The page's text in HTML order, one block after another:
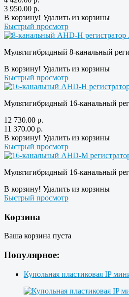
3 950.00 р.
В корзину! Удалить из корзины
Быстрый просмотр
Мультигибридный 8-канальный
В корзину! Удалить из корзины
Быстрый просмотр
Мультигибридный 16-канальный
12 730.00 р.
11 370.00 р.
В корзину! Удалить из корзины
Быстрый просмотр
Мультигибридный 16-канальный
В корзину! Удалить из корзины
Быстрый просмотр
Корзина
Ваша корзина пуста
Популярное:
Купольная пластиковая IP